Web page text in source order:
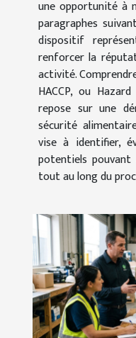
une opportunité à
paragraphes
dispositif
renforcer la
activité.
HACCP, ou
repose sur une
sécurité
vise à identifier,
potentiels
tout au long du